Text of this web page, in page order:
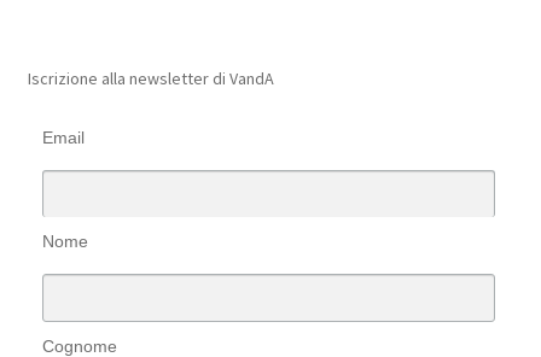
Iscrizione alla newsletter di VandA
Email
Nome
Cognome